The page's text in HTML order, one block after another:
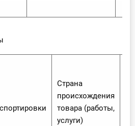
Страна
происхождения
товара (работы,
услуги)